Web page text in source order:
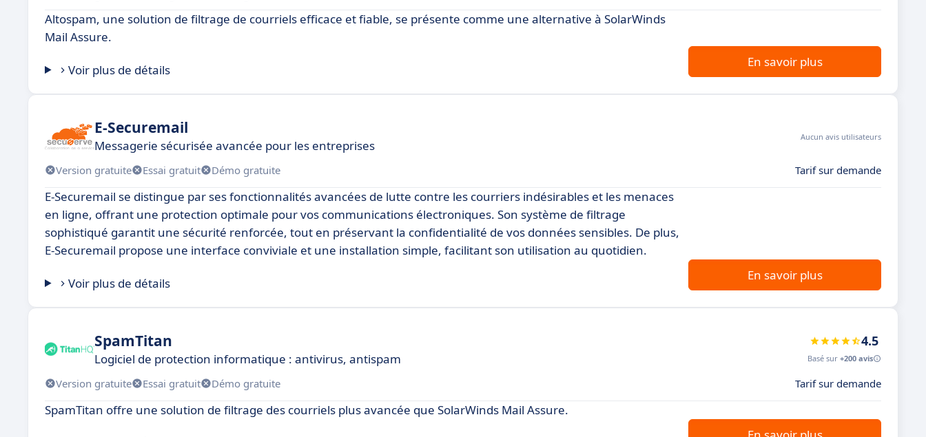
Altospam, une solution de filtrage de courriels efficace et fiable, se présente comme une alternative à SolarWinds
Mail Assure.
Voir plus de détails
En savoir plus
E-Securemail
Messagerie sécurisée avancée pour les entreprises
Aucun avis utilisateurs
Version gratuite Essai gratuit Démo gratuite Tarif sur demande
E-Securemail se distingue par ses fonctionnalités avancées de lutte contre les courriers indésirables et les menaces
en ligne, offrant une protection optimale pour vos communications électroniques. Son système de filtrage
sophistiqué garantit une sécurité renforcée, tout en préservant la confidentialité de vos données sensibles. De plus,
E-Securemail propose une interface conviviale et une installation simple, facilitant son utilisation au quotidien.
Voir plus de détails
En savoir plus
SpamTitan
Logiciel de protection informatique : antivirus, antispam
4.5
Basé sur +200 avis
Version gratuite Essai gratuit Démo gratuite Tarif sur demande
SpamTitan offre une solution de filtrage des courriels plus avancée que SolarWinds Mail Assure.